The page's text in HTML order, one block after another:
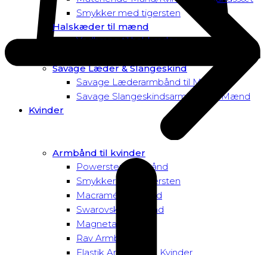
Smykker med tigersten
Halskæder til mænd
Vedhæng til halskæder
Savage Læder & Slangeskind
Savage Læderarmbånd til Mænd
Savage Slangeskindsarmbånd til Mænd
Kvinder
Armbånd til kvinder
Powersten Armbånd
Smykker med tigersten
Macramé Armbånd
Swarovski Armbånd
Magnetarmbånd
Rav Armbånd
Elastik Armbånd til Kvinder